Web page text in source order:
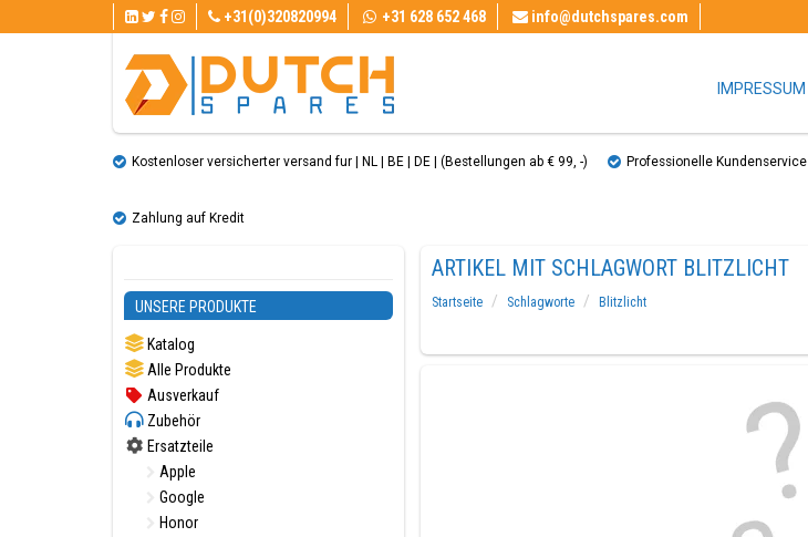
+31(0)320820994 +31 628 652 468 info@dutchspares.com
IMPRESSUM
Kostenloser versicherter versand fur | NL | BE | DE | (Bestellungen ab € 99, ​​-) Professionelle Kundenservice
Zahlung auf Kredit
UNSERE PRODUKTE
Katalog
Alle Produkte
Ausverkauf
Zubehör
Ersatzteile
Apple
Google
Honor
ARTIKEL MIT SCHLAGWORT BLITZLICHT
Startseite Schlagworte
Blitzlicht